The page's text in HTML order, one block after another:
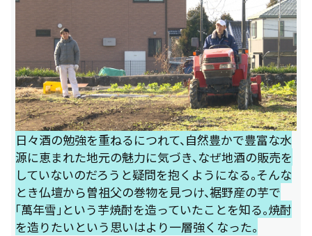
日々酒の勉強を重ねるにつれて、自然豊かで豊富な水
源に恵まれた地元の魅力に気づき、なぜ地酒の販売を
していないのだろうと疑問を抱くようになる。そんな
とき仏壇から曽祖父の巻物を見つけ、裾野産の芋で
「萬年雪」という芋焼酎を造っていたことを知る。焼酎
を造りたいという思いはより一層強くなった。